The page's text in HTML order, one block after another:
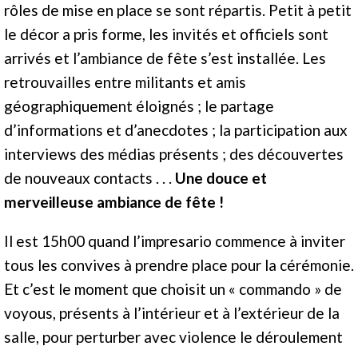
rôles de mise en place se sont répartis. Petit à petit
le décor a pris forme, les invités et officiels sont
arrivés et l’ambiance de fête s’est installée. Les
retrouvailles entre militants et amis
géographiquement éloignés ; le partage
d’informations et d’anecdotes ; la participation aux
interviews des médias présents ; des découvertes
de nouveaux contacts . . . Une douce et
merveilleuse ambiance de fête !
Il est 15h00 quand l’impresario commence à inviter
tous les convives à prendre place pour la cérémonie.
Et c’est le moment que choisit un « commando » de
voyous, présents à l’intérieur et à l’extérieur de la
salle, pour perturber avec violence le déroulement